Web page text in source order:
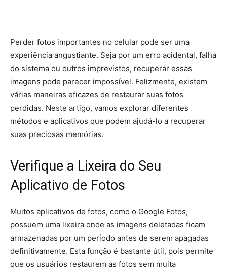
Perder fotos importantes no celular pode ser uma
experiência angustiante. Seja por um erro acidental, falha
do sistema ou outros imprevistos, recuperar essas
imagens pode parecer impossível. Felizmente, existem
várias maneiras eficazes de restaurar suas fotos
perdidas. Neste artigo, vamos explorar diferentes
métodos e aplicativos que podem ajudá-lo a recuperar
suas preciosas memórias.
Verifique a Lixeira do Seu
Aplicativo de Fotos
Muitos aplicativos de fotos, como o Google Fotos,
possuem uma lixeira onde as imagens deletadas ficam
armazenadas por um período antes de serem apagadas
definitivamente. Esta função é bastante útil, pois permite
que os usuários restaurem as fotos sem muita